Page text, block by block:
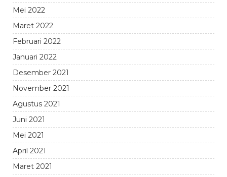
Mei 2022
Maret 2022
Februari 2022
Januari 2022
Desember 2021
November 2021
Agustus 2021
Juni 2021
Mei 2021
April 2021
Maret 2021